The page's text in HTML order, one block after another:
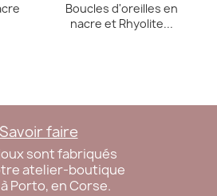
Boucles d'oreilles en
nacre et Rhyolite...
Savoir faire
sont fabriqués
atelier-boutique
Porto, en Corse.